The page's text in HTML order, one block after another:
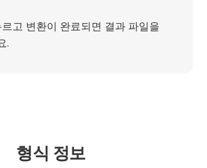
고 변환이 완료되면 결과 파일을
.
형식 정보